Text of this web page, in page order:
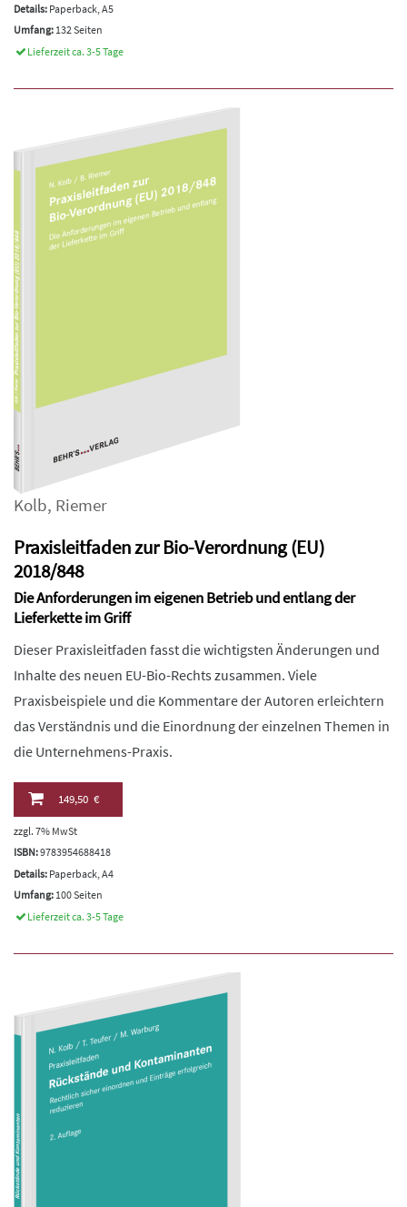
Details: Paperback, A5
Umfang: 132 Seiten
Lieferzeit ca. 3-5 Tage
Kolb, Riemer
Praxisleitfaden zur Bio-Verordnung (EU)
2018/848
Die Anforderungen im eigenen Betrieb und entlang der
Lieferkette im Griff
Dieser Praxisleitfaden fasst die wichtigsten Änderungen und
Inhalte des neuen EU-Bio-Rechts zusammen. Viele
Praxisbeispiele und die Kommentare der Autoren erleichtern
das Verständnis und die Einordnung der einzelnen Themen in
die Unternehmens-Praxis.
149,50 €
zzgl. 7% MwSt
ISBN:9783954688418
Details: Paperback, A4
Umfang: 100 Seiten
Lieferzeit ca. 3-5 Tage